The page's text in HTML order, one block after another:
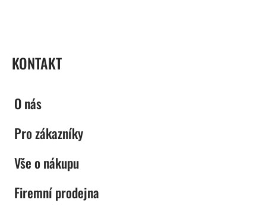
KONTAKT
O nás
Pro zákazníky
Vše o nákupu
Firemní prodejna